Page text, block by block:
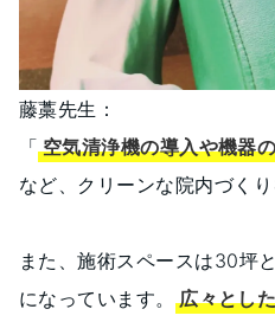
藤藁先生：
「空気清浄機の導入や機器
など、クリーンな院内づくり
また、施術スペースは30坪
になっています。
広々とし